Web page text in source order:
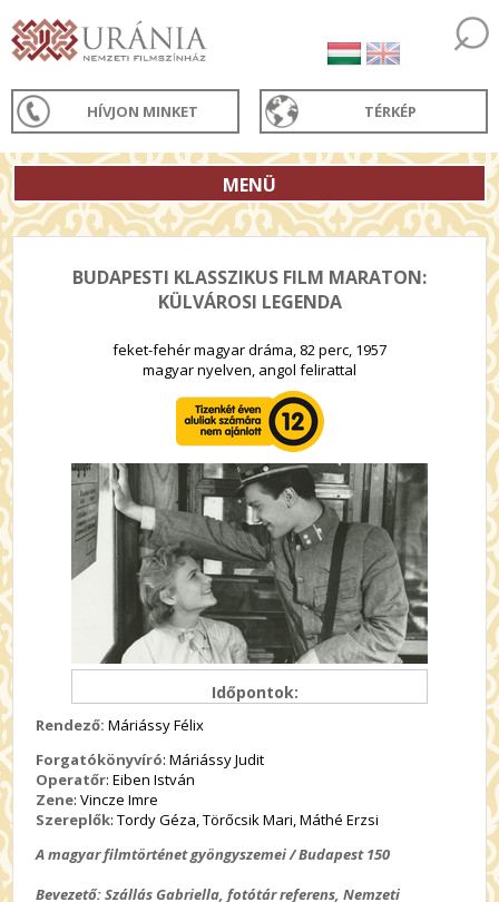
HÍVJON MINKET TÉRKÉP
MENÜ
BUDAPESTI KLASSZIKUS FILM MARATON:
KÜLVÁROSI LEGENDA
feket-fehér magyar dráma, 82 perc, 1957
magyar nyelven, angol felirattal
Időpontok:
Rendező: Máriássy Félix
Forgatókönyvíró: Máriássy Judit
Operatőr: Eiben István
Zene: Vincze Imre
Szereplők: Tordy Géza, Törőcsik Mari, Máthé Erzsi
A magyar filmtörténet gyöngyszemei / Budapest 150
Bevezető: Szállás Gabriella, fotótár referens, Nemzeti